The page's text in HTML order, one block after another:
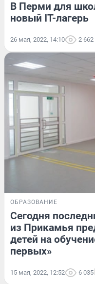
В Перми для
новый IT-лагерь
26 мая, 2022, 14:10 2 662
ОБРАЗОВАНИЕ
Сегодня
из Прикамья
детей на
первых»
15 мая, 2022, 12:52 6 035